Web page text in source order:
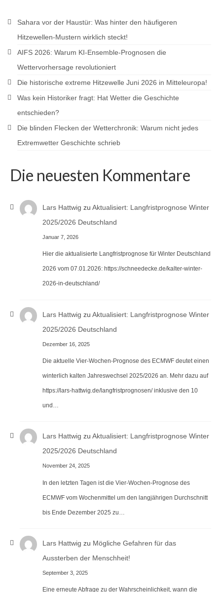
Sahara vor der Haustür: Was hinter den häufigeren
Hitzewellen-Mustern wirklich steckt!
AIFS 2026: Warum KI-Ensemble-Prognosen die
Wettervorhersage revolutioniert
Die historische extreme Hitzewelle Juni 2026 in Mitteleuropa!
Was kein Historiker fragt: Hat Wetter die Geschichte
entschieden?
Die blinden Flecken der Wetterchronik: Warum nicht jedes
Extremwetter Geschichte schrieb
Die neuesten Kommentare
Lars Hattwig zu Aktualisiert: Langfristprognose Winter
2025/2026 Deutschland
Januar 7, 2026
Hier die aktualisierte Langfristprognose für Winter Deutschland
2026 vom 07.01.2026: https://schneedecke.de/kalter-winter-
2026-in-deutschland/
Lars Hattwig zu Aktualisiert: Langfristprognose Winter
2025/2026 Deutschland
Dezember 16, 2025
Die aktuelle Vier-Wochen-Prognose des ECMWF deutet einen
winterlich kalten Jahreswechsel 2025/2026 an. Mehr dazu auf
https://lars-hattwig.de/langfristprognosen/ inklusive den 10
und…
Lars Hattwig zu Aktualisiert: Langfristprognose Winter
2025/2026 Deutschland
November 24, 2025
In den letzten Tagen ist die Vier-Wochen-Prognose des
ECMWF vom Wochenmittel um den langjährigen Durchschnitt
bis Ende Dezember 2025 zu…
Lars Hattwig zu Mögliche Gefahren für das
Aussterben der Menschheit!
September 3, 2025
Eine erneute Abfrage zu der Wahrscheinlichkeit, wann die